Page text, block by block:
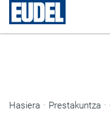
Hasiera Prestakuntza